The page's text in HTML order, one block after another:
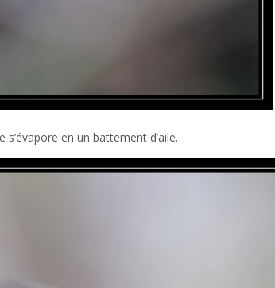
s’évapore en un battement d’aile.